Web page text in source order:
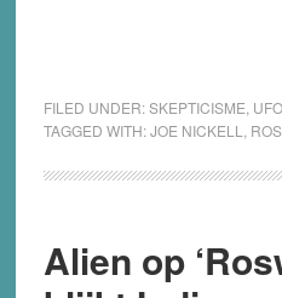
FILED UNDER:SKEPTICISME UFO
TAGGED WITH:JOE NICKELL
Alien op